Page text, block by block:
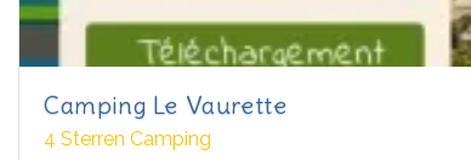
Camping Le Vaurette
4 Sterren Camping